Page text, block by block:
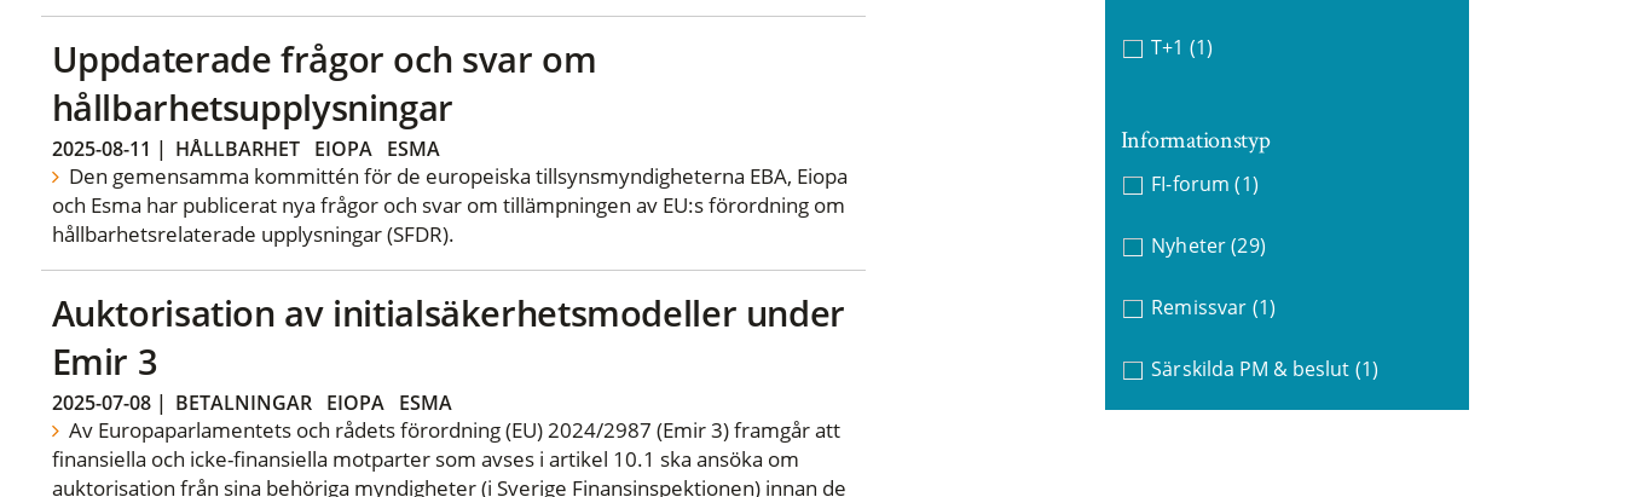
Uppdaterade frågor och svar om
hållbarhetsupplysningar
2025-08-11 | HÅLLBARHET EIOPA ESMA
Den gemensamma kommittén för de europeiska tillsynsmyndigheterna EBA, Eiopa
och Esma har publicerat nya frågor och svar om tillämpningen av EU:s förordning om
hållbarhetsrelaterade upplysningar (SFDR).
Auktorisation av initialsäkerhetsmodeller under
Emir 3
2025-07-08| BETALNINGAR EIOPA ESMA
Av Europaparlamentets och rådets förordning (EU) 2024/2987 (Emir 3) framgår att
finansiella och icke-finansiella motparter som avses i artikel 10.1 ska ansöka om
auktorisation från sina behöriga myndigheter (i Sverige Finansinspektionen) innan de
T+1 (1)
Informationstyp
FI-forum (1)
Nyheter (29)
Remissvar (1)
Särskilda PM & beslut (1)